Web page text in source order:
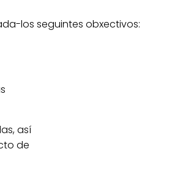
los seguintes obxectivos:
así
de